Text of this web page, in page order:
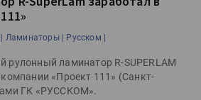
Ламинаторы | Русском |
рулонный ламинатор R-SUPERLAM
компании «Проект 111» (Санкт-
ГК «РУССКОМ».